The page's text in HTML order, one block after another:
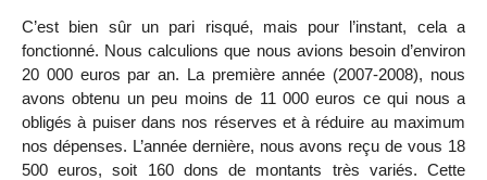
C’est bien sûr un pari risqué, mais pour l’instant, cela a
fonctionné. Nous calculions que nous avions besoin d’environ
20 000 euros par an. La première année (2007-2008), nous
avons obtenu un peu moins de 11 000 euros ce qui nous a
obligés à puiser dans nos réserves et à réduire au maximum
nos dépenses. L’année dernière, nous avons reçu de vous 18
500 euros, soit 160 dons de montants très variés. Cette